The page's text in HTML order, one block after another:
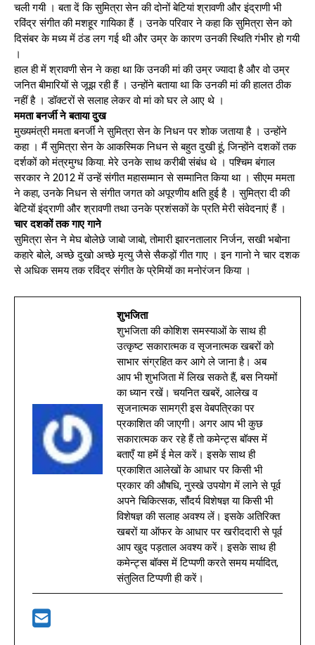
चली गयी । बता दें कि सुमित्रा सेन की दोनों बेटियां श्रावणी और इंद्राणी भी
रविंद्र संगीत की मशहूर गायिका हैं । उनके परिवार ने कहा कि सुमित्रा सेन को
दिसंबर के मध्य में ठंड लग गई थी और उम्र के कारण उनकी स्थिति गंभीर हो गयी
।
हाल ही में श्रावणी सेन ने कहा था कि उनकी मां की उम्र ज्यादा है और वो उम्र
जनित बीमारियों से जूझ रही हैं । उन्होंने बताया था कि उनकी मां की हालत ठीक
नहीं है । डॉक्टरों से सलाह लेकर वो मां को घर ले आए थे ।
ममता बनर्जी ने बताया दुख
मुख्यमंत्री ममता बनर्जी ने सुमित्रा सेन के निधन पर शोक जताया है । उन्होंने
कहा । मैं सुमित्रा सेन के आकस्मिक निधन से बहुत दुखी हूं, जिन्होंने दशकों तक
दर्शकों को मंत्रमुग्ध किया. मेरे उनके साथ करीबी संबंध थे । पश्चिम बंगाल
सरकार ने 2012 में उन्हें संगीत महासम्मान से सम्मानित किया था । सीएम ममता
ने कहा, उनके निधन से संगीत जगत को अपूरणीय क्षति हुई है । सुमित्रा दी की
बेटियों इंद्राणी और श्रावणी तथा उनके प्रशंसकों के प्रति मेरी संवेदनाएं हैं ।
चार दशकों तक गाए गाने
सुमित्रा सेन ने मेघ बोलेछे जाबो जाबो, तोमारी झारनतालार निर्जन, सखी भबोना
कहारे बोले, अच्छे दुखो अच्छे मृत्यु जैसे सैकड़ों गीत गाए । इन गानो ने चार दशक
से अधिक समय तक रविंद्र संगीत के प्रेमियों का मनोरंजन किया ।
शुभजिता
शुभजिता की कोशिश समस्याओं के साथ ही
उत्कृष्ट सकारात्मक व सृजनात्मक खबरों को
साभार संग्रहित कर आगे ले जाना है। अब
आप भी शुभजिता में लिख सकते हैं, बस नियमों
का ध्यान रखें। चयनित खबरें, आलेख व
सृजनात्मक सामग्री इस वेबपत्रिका पर
प्रकाशित की जाएगी। अगर आप भी कुछ
सकारात्मक कर रहे हैं तो कमेन्ट्स बॉक्स में
बताएँ या हमें ई मेल करें। इसके साथ ही
प्रकाशित आलेखों के आधार पर किसी भी
प्रकार की औषधि, नुस्खे उपयोग में लाने से पूर्व
अपने चिकित्सक, सौंदर्य विशेषज्ञ या किसी भी
विशेषज्ञ की सलाह अवश्य लें। इसके अतिरिक्त
खबरों या ऑफर के आधार पर खरीददारी से पूर्व
आप खुद पड़ताल अवश्य करें। इसके साथ ही
कमेन्ट्स बॉक्स में टिप्पणी करते समय मर्यादित,
संतुलित टिप्पणी ही करें।